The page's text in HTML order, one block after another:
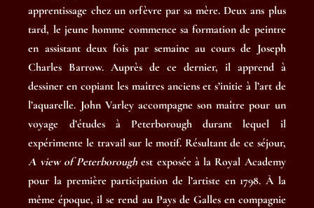
apprentissage chez un orfèvre par sa mère. Deux ans plus
tard, le jeune homme commence sa formation de peintre
en assistant deux fois par semaine au cours de Joseph
Charles Barrow. Auprès de ce dernier, il apprend à
dessiner en copiant les maîtres anciens et s’initie à l’art de
l’aquarelle. John Varley accompagne son maître pour un
voyage d’études à Peterborough durant lequel il
expérimente le travail sur le motif. Résultant de ce séjour,
A view of Peterborough est exposée à la Royal Academy
pour la première participation de l’artiste en 1798. À la
même époque, il se rend au Pays de Galles en compagnie